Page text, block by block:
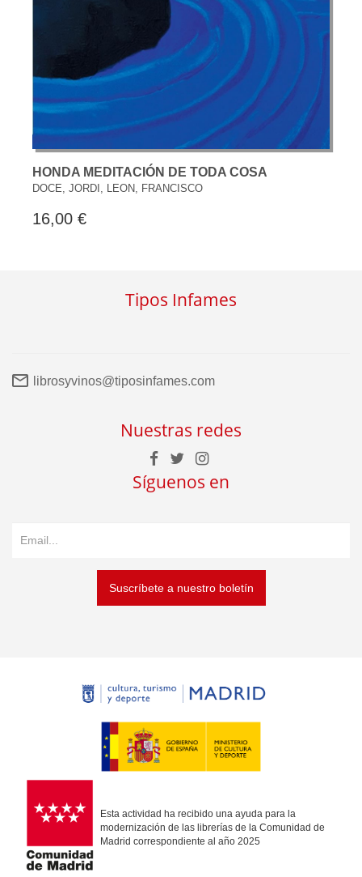
HONDA MEDITACIÓN DE TODA COSA
DOCE, JORDI, LEON, FRANCISCO
16,00 €
Tipos Infames
librosyvinos@tiposinfames.com
Nuestras redes
Síguenos en
Suscríbete a nuestro boletín
Esta actividad ha recibido una ayuda para la
modernización de las librerías de la Comunidad de
Madrid correspondiente al año 2025